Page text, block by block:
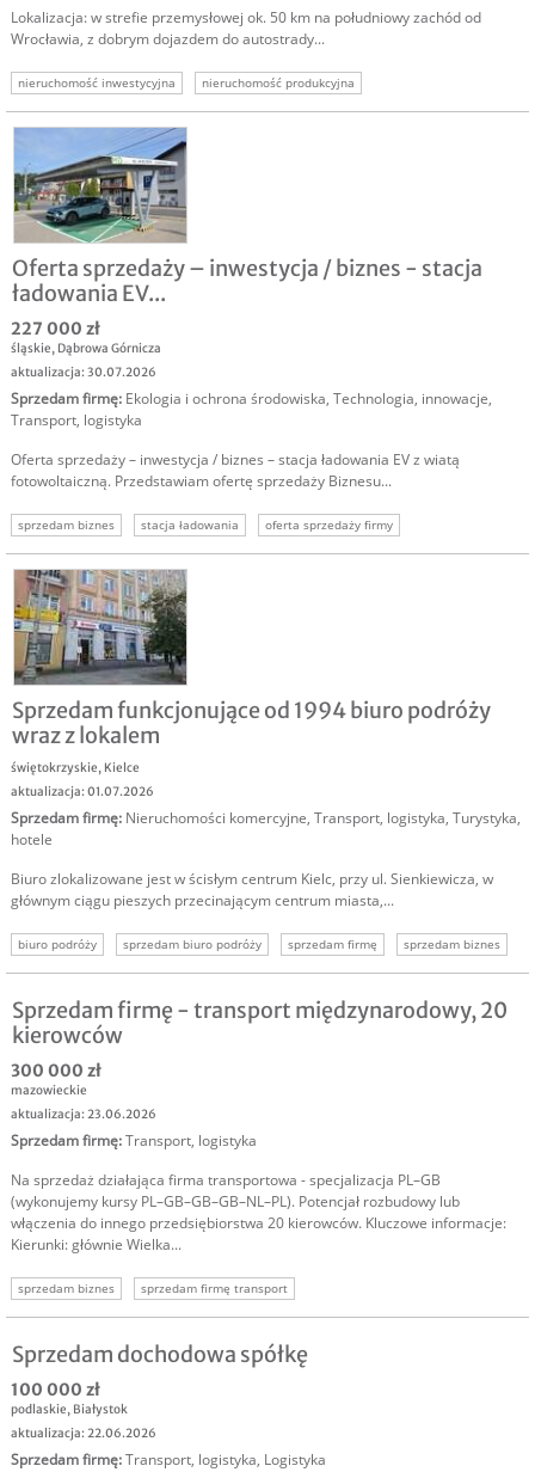
Lokalizacja: w strefie przemysłowej ok. 50 km na południowy zachód od
Wrocławia, z dobrym dojazdem do autostrady...
nieruchomość inwestycyjna
nieruchomość produkcyjna
nieruchomość magazynowa
Oferta sprzedaży – inwestycja / biznes - stacja
ładowania EV...
227 000 zł
śląskie, Dąbrowa Górnicza
aktualizacja: 30.07.2026
Sprzedam firmę: Ekologia i ochrona środowiska, Technologia, innowacje,
Transport, logistyka
Oferta sprzedaży – inwestycja / biznes – stacja ładowania EV z wiatą
fotowoltaiczną. Przedstawiam ofertę sprzedaży Biznesu...
sprzedam biznes stacja ładowania oferta sprzedaży firmy
Sprzedam funkcjonujące od 1994 biuro podróży
wraz z lokalem
świętokrzyskie, Kielce
aktualizacja: 01.07.2026
Sprzedam firmę: Nieruchomości komercyjne, Transport, logistyka, Turystyka,
hotele
Biuro zlokalizowane jest w ścisłym centrum Kielc, przy ul. Sienkiewicza, w
głównym ciągu pieszych przecinającym centrum miasta,...
biuro podróży sprzedam biuro podróży sprzedam firmę
sprzedam biznes
biuro podróży lokal
Sprzedam firmę - transport międzynarodowy, 20
kierowców
300 000 zł
mazowieckie
aktualizacja: 23.06.2026
Sprzedam firmę:Transport, logistyka
Na sprzedaż działająca firma transportowa - specjalizacja PL–GB
(wykonujemy kursy PL–GB–GB–GB–NL–PL). Potencjał rozbudowy lub
włączenia do innego przedsiębiorstwa 20 kierowców. Kluczowe informacje:
Kierunki: głównie Wielka...
sprzedam biznes sprzedam firmę transport
Sprzedam dochodowa spółkę
100 000 zł
podlaskie, Białystok
aktualizacja: 22.06.2026
Sprzedam firmę:Transport, logistyka, Logistyka